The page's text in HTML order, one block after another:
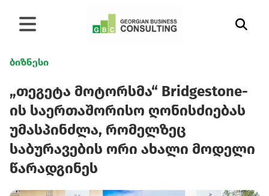
ბიზნესი
„თეგეტა მოტორსმა“ Bridgestone-
ის საერთაშორისო ღონისძიებას
უმასპინძლა, რომელზეც
საბურავების ორი ახალი მოდელი
წარადგინეს